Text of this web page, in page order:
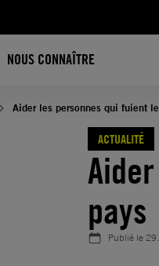
NOUS CONNAÎTRE
Aider les personnes qui fuient
ACTUALITÉ
pays
Publié le